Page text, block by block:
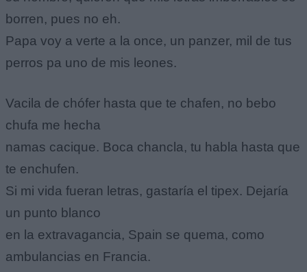
borren, pues no eh.
Papa voy a verte a la once, un panzer, mil de tus
perros pa uno de mis leones.
Vacila de chófer hasta que te chafen, no bebo
chufa me hecha
namas cacique. Boca chancla, tu habla hasta que
te enchufen.
Si mi vida fueran letras, gastaría el tipex. Dejaría
un punto blanco
en la extravagancia, Spain se quema, como
ambulancias en Francia.